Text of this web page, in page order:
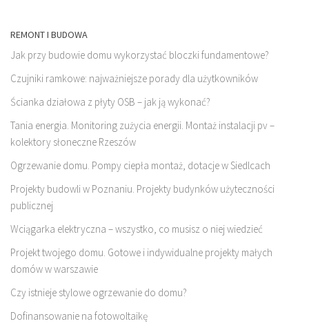
REMONT I BUDOWA
Jak przy budowie domu wykorzystać bloczki fundamentowe?
Czujniki ramkowe: najważniejsze porady dla użytkowników
Ścianka działowa z płyty OSB – jak ją wykonać?
Tania energia. Monitoring zużycia energii. Montaż instalacji pv –
kolektory słoneczne Rzeszów
Ogrzewanie domu. Pompy ciepła montaż, dotacje w Siedlcach
Projekty budowli w Poznaniu. Projekty budynków użyteczności
publicznej
Wciągarka elektryczna – wszystko, co musisz o niej wiedzieć
Projekt twojego domu. Gotowe i indywidualne projekty małych
domów w warszawie
Czy istnieje stylowe ogrzewanie do domu?
Dofinansowanie na fotowoltaikę